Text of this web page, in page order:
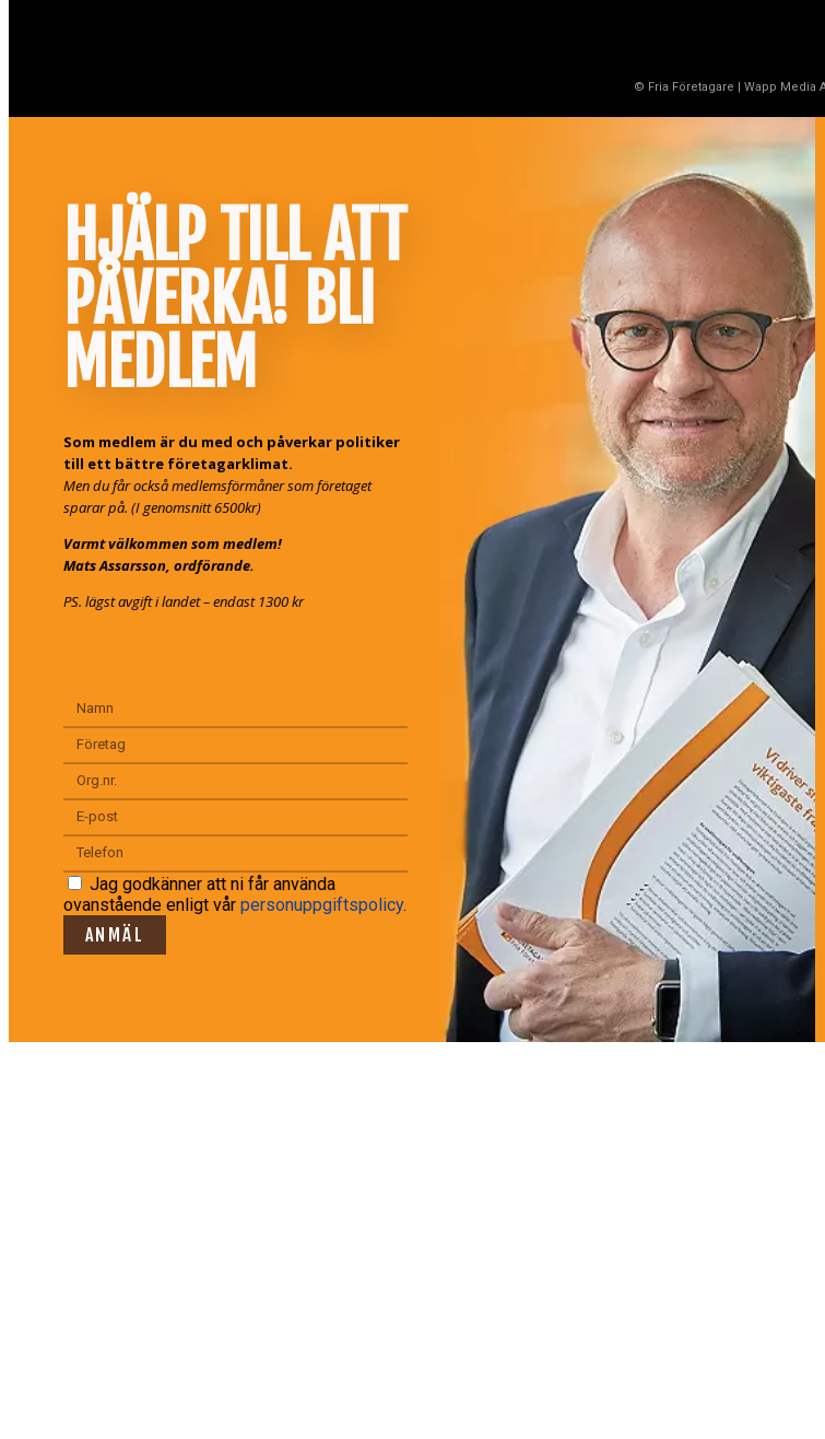
© Fria Företagare | Wapp Media
HJÄLP TILL ATT
PÅVERKA! BLI
MEDLEM
Som medlem är du med och påverkar politiker
till ett bättre företagarklimat.
Men du får också medlemsförmåner som företaget
sparar på. (I genomsnitt 6500kr)
Varmt välkommen som medlem!
Mats Assarsson, ordförande.
PS. lägst avgift i landet – endast 1300 kr
Jag godkänner att ni får använda
ovanstående enligt vår personuppgiftspolicy.
ANMÄL